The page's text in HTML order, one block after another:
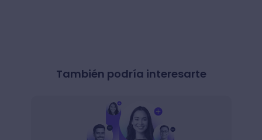
También podría interesarte